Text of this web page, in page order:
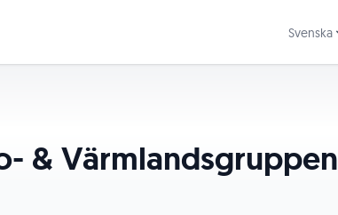
Svenska
& Värmlandsgruppen